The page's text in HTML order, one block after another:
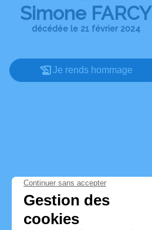
Simone FARCY
décédée le 21 février 2024
Je rends hommage